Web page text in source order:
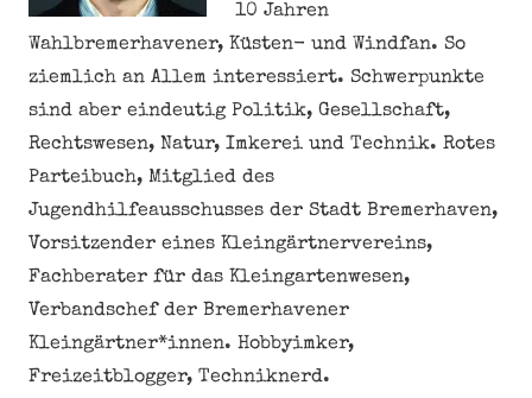
10 Jahren
Wahlbremerhavener, Küsten- und Windfan. So
ziemlich an Allem interessiert. Schwerpunkte
sind aber eindeutig Politik, Gesellschaft,
Rechtswesen, Natur, Imkerei und Technik. Rotes
Parteibuch, Mitglied des
Jugendhilfeausschusses der Stadt Bremerhaven,
Vorsitzender eines Kleingärtnervereins,
Fachberater für das Kleingartenwesen,
Verbandschef der Bremerhavener
Kleingärtner*innen. Hobbyimker,
Freizeitblogger, Techniknerd.